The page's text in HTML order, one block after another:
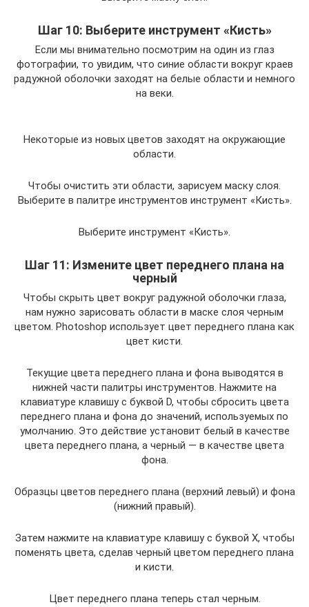
Шаг 10: Выберите инструмент «Кисть»
Если мы внимательно посмотрим на один из глаз
фотографии, то увидим, что синие области вокруг краев
радужной оболочки заходят на белые области и немного
на веки.
Некоторые из новых цветов заходят на окружающие
области.
Чтобы очистить эти области, зарисуем маску слоя.
Выберите в палитре инструментов инструмент «Кисть».
Выберите инструмент «Кисть».
Шаг 11: Измените цвет переднего плана на
черный
Чтобы скрыть цвет вокруг радужной оболочки глаза,
нам нужно зарисовать области в маске слоя черным
цветом. Photoshop использует цвет переднего плана как
цвет кисти.
Текущие цвета переднего плана и фона выводятся в
нижней части палитры инструментов. Нажмите на
клавиатуре клавишу с буквой D, чтобы сбросить цвета
переднего плана и фона до значений, используемых по
умолчанию. Это действие установит белый в качестве
цвета переднего плана, а черный — в качестве цвета
фона.
Образцы цветов переднего плана (верхний левый) и фона
(нижний правый).
Затем нажмите на клавиатуре клавишу с буквой X, чтобы
поменять цвета, сделав черный цветом переднего плана
и кисти.
Цвет переднего плана теперь стал черным.